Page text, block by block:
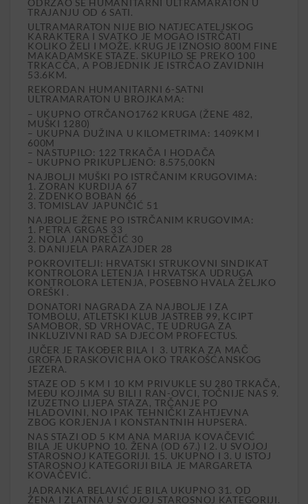
ODRŽAO SE HUMANITARNI ULTRAMARATON U
TRAJANJU OD 6 SATI.
ULTRAMARATON NIJE BIO NATJECATELJSKOG
KARAKTERA I SVATKO JE MOGAO ISTRČATI
KOLIKO ŽELI I MOŽE. KRUG JE IZNOSIO 800M FINE
MAKADAMSKE STAZE. SKUPILO SE PREKO 100
TRKACČA, A POBJEDNIK JE ISTRČAO ZAVIDNIH
53.6KM.
REKORDAN HUMANITARNI 6-SATNI
ULTRAMARATON U BROJKAMA:
– UKUPNO OTRČANO1762 KRUGA (ŽENE 482,
MUŠKI 1280)
– UKUPNA DUŽINA U KILOMETRIMA: 1409KM I
600M
– NASTUPILO: 122 TRKAČA I HODAČA
– UKUPNO PRIKUPLJENO: 8.575,00KN
NAJBOLJI MUŠKI PO ISTRČANIM KRUGOVIMA:
1. ZORAN KURDIJA 67
2. ZDENKO BOBAN 66
3. TOMISLAV JAPUNČIĆ 51
NAJBOLJE ŽENE PO ISTRČANIM KRUGOVIMA:
1. PETRA GRGAS 33
2. NOLA JANDREČIĆ 30
3. DANIJELA PARAZAJDER 28
POKROVITELJI: HRVATSKI STRUKOVNI SINDIKAT
KONTROLORA LETENJA I HRVATSKA UDRUGA
KONTROLORA LETENJA, POSEBNO HVALA ŽELJKO
OREŠKI .
DONATORI NAGRADA ZA NAJBOLJE I ZA
TOMBOLU, ATLETSKI KLUB JASTREB 99, KCIPT
SAMOBOR, SD VRHOVAC, TE UDRUGA ZA
INKLUZIVNI RAD SA DJECOM PROFECTUS.
JUČER JE TAKOĐER BILA I 3. UTRKA ZA MAČ
GROFA DRASKOVICHA OKO TRAKOŠĆANSKOG
JEZERA.
STAZE OD 5 KM I 10 KM PRIVUKLE SU 280 TRKAČA,
MEĐU KOJIMA SU BILI I RAN-OVCI, TOČNIJE NAS 9.
IZUZETNO LIJEPA STAZA, TRČANJE PO
HLADOVINI, NO IPAK TEHNIČKI ZAHTJEVNA
ZBOG KORJENJA I KONSTANTNIH HUPSERA.
NAS STAZI OD 5 KM ANA MARIJA KOVAČEVIĆ
BILA JE UKUPNO 10. ŽENA (OD 67.) I 2. U SVOJOJ
STAROSNOJ KATEGORIJI. 15. UKUPNO I 3. U ISTOJ
STAROSNOJ KATEGORIJI BILA JE MARGARETA
KOVAČEVIĆ.
JADRANKA BELAVIĆ JE BILA UKUPNO 31. OD
ŽENA I ZLATNA U SVOJOJ STAROSNOJ KATEGORIJI.